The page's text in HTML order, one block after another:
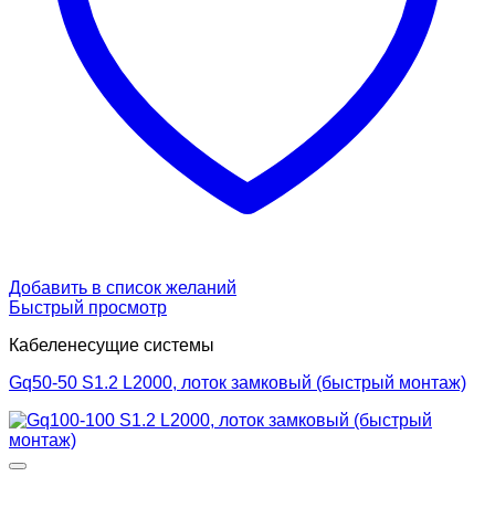
Добавить в список желаний
Быстрый просмотр
Кабеленесущие системы
Gq50-50 S1.2 L2000, лоток замковый (быстрый монтаж)